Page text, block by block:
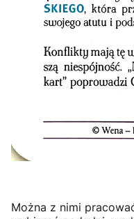
Można z nimi